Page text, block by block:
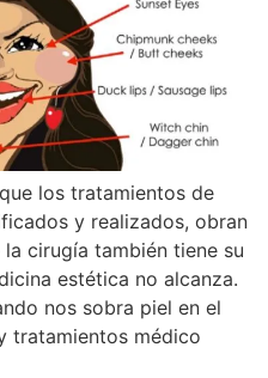
los tratamientos de
y realizados, obran
cirugía también tiene su
estética no alcanza.
nos sobra piel en el
tratamientos médico